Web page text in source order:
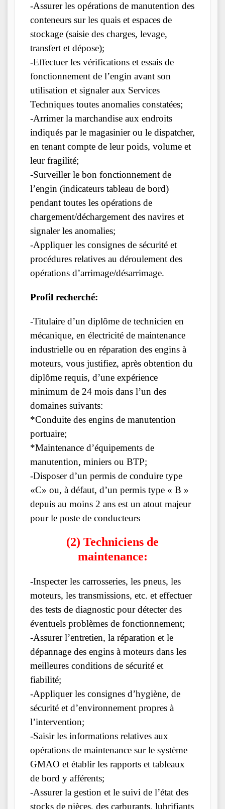
-Assurer les opérations de manutention des
conteneurs sur les quais et espaces de
stockage (saisie des charges, levage,
transfert et dépose);
-Effectuer les vérifications et essais de
fonctionnement de l’engin avant son
utilisation et signaler aux Services
Techniques toutes anomalies constatées;
-Arrimer la marchandise aux endroits
indiqués par le magasinier ou le dispatcher,
en tenant compte de leur poids, volume et
leur fragilité;
-Surveiller le bon fonctionnement de
l’engin (indicateurs tableau de bord)
pendant toutes les opérations de
chargement/déchargement des navires et
signaler les anomalies;
-Appliquer les consignes de sécurité et
procédures relatives au déroulement des
opérations d’arrimage/désarrimage.
Profil recherché:
-Titulaire d’un diplôme de technicien en
mécanique, en électricité de maintenance
industrielle ou en réparation des engins à
moteurs, vous justifiez, après obtention du
diplôme requis, d’une expérience
minimum de 24 mois dans l’un des
domaines suivants:
*Conduite des engins de manutention
portuaire;
*Maintenance d’équipements de
manutention, miniers ou BTP;
-Disposer d’un permis de conduire type
«C» ou, à défaut, d’un permis type « B »
depuis au moins 2 ans est un atout majeur
pour le poste de conducteurs
(2) Techniciens de
maintenance:
-Inspecter les carrosseries, les pneus, les
moteurs, les transmissions, etc. et effectuer
des tests de diagnostic pour détecter des
éventuels problèmes de fonctionnement;
-Assurer l’entretien, la réparation et le
dépannage des engins à moteurs dans les
meilleures conditions de sécurité et
fiabilité;
-Appliquer les consignes d’hygiène, de
sécurité et d’environnement propres à
l’intervention;
-Saisir les informations relatives aux
opérations de maintenance sur le système
GMAO et établir les rapports et tableaux
de bord y afférents;
-Assurer la gestion et le suivi de l’état des
stocks de pièces, des carburants, lubrifiants